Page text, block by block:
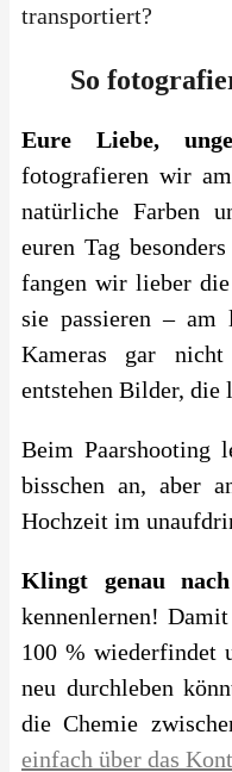
transportiert?
So
Eure Liebe,
fotografieren wir
natürliche Farben
euren Tag
fangen wir lieber
sie passieren – am
Kameras gar
entstehen Bilder, die
Beim Paarshooting
bisschen an, aber
Hochzeit im
Klingt genau
kennenlernen!
100 % wiederfindet
neu durchleben
die Chemie
einfach über das